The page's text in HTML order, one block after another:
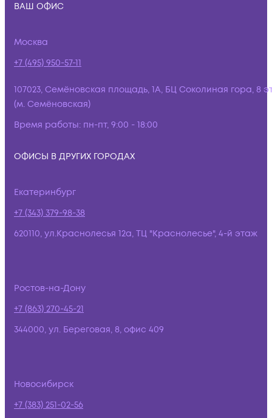
ВАШ ОФИС
Москва
+7 (495) 950-57-11
107023, Семёновская площадь, 1А, БЦ Соколиная гора, 8
(м. Семёновская)
Время работы: пн-пт, 9:00 - 18:00
ОФИСЫ В ДРУГИХ ГОРОДАХ
Екатеринбург
+7 (343) 379-98-38
620110, ул.Краснолесья 12а, ТЦ "Краснолесье", 4-й этаж
Ростов-на-Дону
+7 (863) 270-45-21
344000, ул. Береговая, 8, офис 409
Новосибирск
+7 (383) 251-02-56